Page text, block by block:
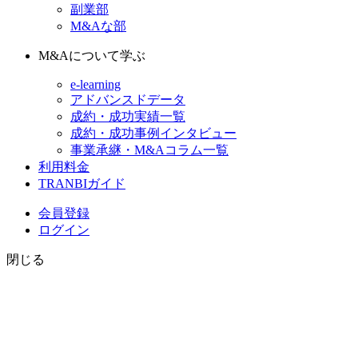
副業部
M&Aな部
M&Aについて学ぶ
e-learning
アドバンスドデータ
成約・成功実績一覧
成約・成功事例インタビュー
事業承継・M&Aコラム一覧
利用料金
TRANBIガイド
会員登録
ログイン
閉じる